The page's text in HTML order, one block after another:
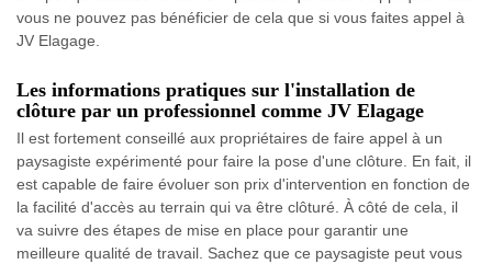
vous ne pouvez pas bénéficier de cela que si vous faites appel à
JV Elagage.
Les informations pratiques sur l'installation de
clôture par un professionnel comme JV Elagage
Il est fortement conseillé aux propriétaires de faire appel à un
paysagiste expérimenté pour faire la pose d'une clôture. En fait, il
est capable de faire évoluer son prix d'intervention en fonction de
la facilité d'accès au terrain qui va être clôturé. À côté de cela, il
va suivre des étapes de mise en place pour garantir une
meilleure qualité de travail. Sachez que ce paysagiste peut vous